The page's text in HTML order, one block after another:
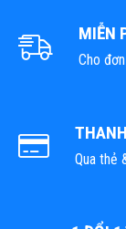
MIỄN
Cho
Qua thẻ